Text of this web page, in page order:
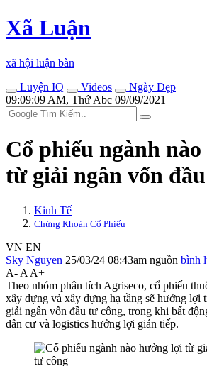
Xã Luận
xã hội luận bàn
Luyện IQ
Videos
Ngày Đẹp
09:09:09 AM, Thứ Abc 09/09/2021
Cổ phiếu ngành
từ giải ngân vốn
Kinh Tế
Chứng Khoán Cổ Phiếu
VN EN
Sky Nguyen 25/03/24 08:43am nguồn bình
A- A A+
Theo nhóm phân tích Agriseco, cổ phiếu
xây dựng và xây dựng hạ tầng sẽ hưởng lợi
giải ngân vốn đầu tư công, trong khi bất
dân cư và logistics hưởng lợi gián tiếp.